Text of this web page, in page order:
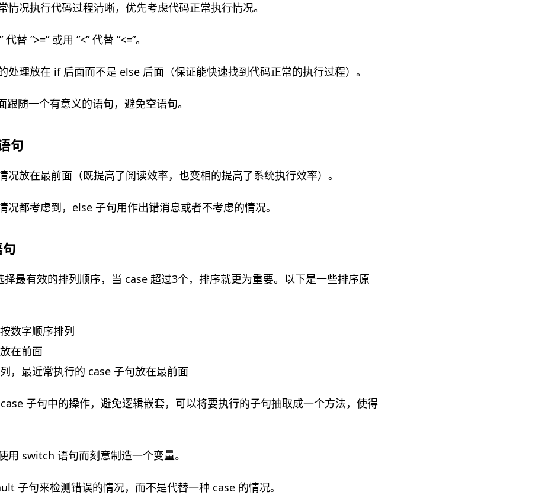
情况执行代码过程清晰，优先考虑代码正常执行情况。
替 ”>=” 或用 ”<” 代替 ”<=”。
处理放在 if 后面而不是 else 后面（保证能快速找到代码正常的执行过程）。
随一个有意义的语句，避免空语句。
句
况放在最前面（既提高了阅读效率，也变相的提高了系统执行效率）。
况都考虑到，else 子句用作出错消息或者不考虑的情况。
择最有效的排列顺序，当 case 超过3个，排序就更为重要。以下是一些排序原
数字顺序排列
在前面
，最近常执行的 case 子句放在最前面
子句中的操作，避免逻辑嵌套，可以将要执行的子句抽取成一个方法，使得
用 switch 语句而刻意制造一个变量。
子句来检测错误的情况，而不是代替一种 case 的情况。